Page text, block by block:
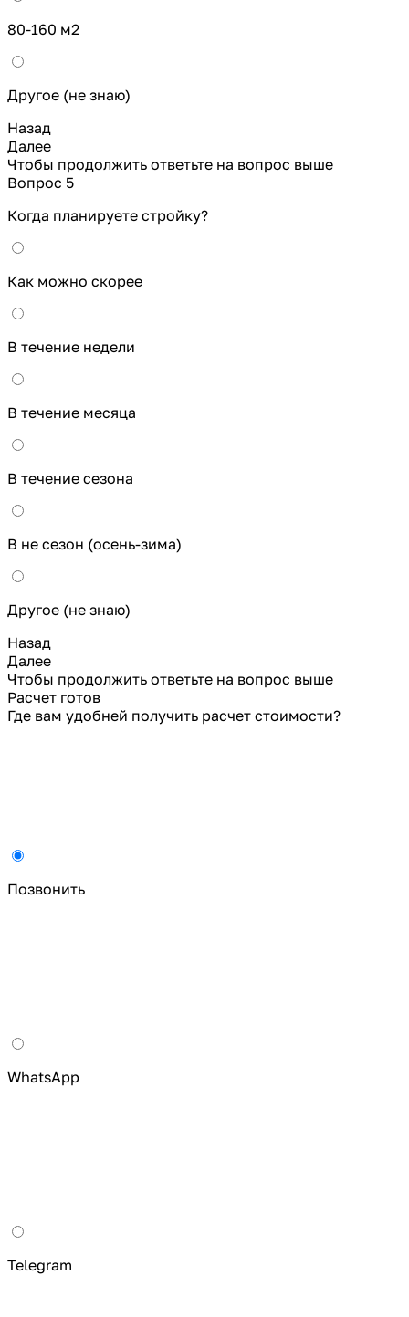
80-160 м2
Другое (не знаю)
Назад
Далее
Чтобы продолжить ответьте на вопрос выше
Вопрос 5
Когда планируете стройку?
Как можно скорее
В течение недели
В течение месяца
В течение сезона
В не сезон (осень-зима)
Другое (не знаю)
Назад
Далее
Чтобы продолжить ответьте на вопрос выше
Расчет готов
Где вам удобней получить расчет стоимости?
Позвонить
WhatsApp
Telegram